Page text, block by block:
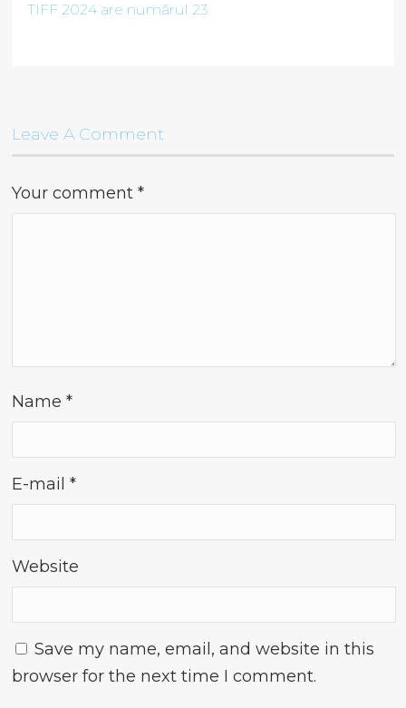
TIFF 2024 are numărul 23
Leave A Comment
Your comment*
Name*
E-mail*
Website
Save my name, email, and website in this
browser for the next time I comment.